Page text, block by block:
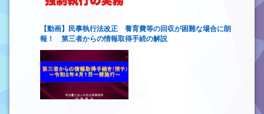
【動画】民事執行法改正 養育費等の回収が困難な場合に朗
報！ 第三者からの情報取得手続の解説